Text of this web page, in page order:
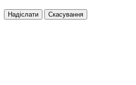
Надіслати Скасування